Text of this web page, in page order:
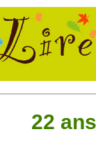
22